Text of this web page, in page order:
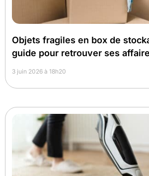
Objets fragiles en box de
guide pour retrouver ses
3 juin 2026 à 18h20